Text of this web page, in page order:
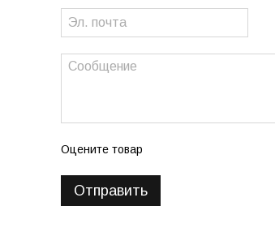
Оцените товар
Отправить